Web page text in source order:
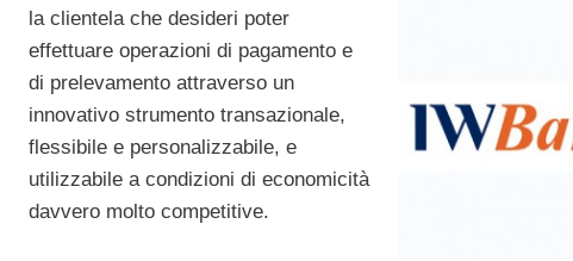
la clientela che desideri poter
effettuare operazioni di pagamento e
di prelevamento attraverso un
innovativo strumento transazionale,
flessibile e personalizzabile, e
utilizzabile a condizioni di economicità
davvero molto competitive.